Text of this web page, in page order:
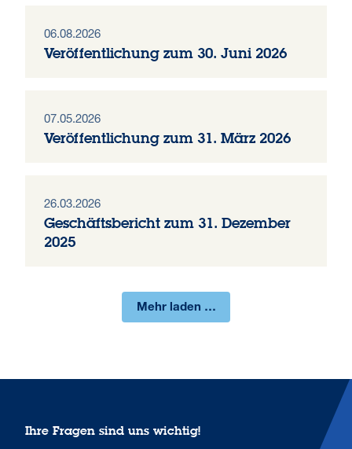
06.08.2026
Veröffentlichung zum 30. Juni 2026
07.05.2026
Veröffentlichung zum 31. März 2026
26.03.2026
Geschäftsbericht zum 31. Dezember
2025
Mehr laden …
Ihre Fragen sind uns wichtig!